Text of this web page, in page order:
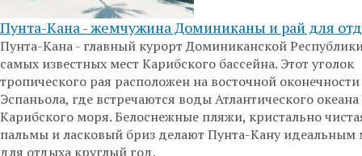
Пунта-Кана - жемчужина Доминиканы и рай для
Пунта-Кана - главный курорт Доминиканской
самых известных мест Карибского бассейна. Этот уголок
тропического рая расположен на восточной оконечности
Эспаньола, где встречаются воды Атлантического
Карибского моря. Белоснежные пляжи, кристально
пальмы и ласковый бриз делают Пунта-Кану идеальным
для отдыха круглый год.